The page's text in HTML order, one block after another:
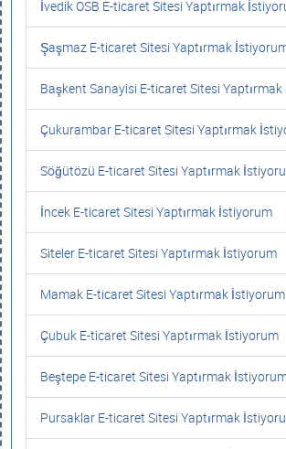
İvedik OSB E-ticaret Sitesi Yaptırmak
Şaşmaz E-ticaret Sitesi Yaptırmak
Başkent Sanayisi E-ticaret Sitesi
Çukurambar E-ticaret Sitesi Yaptırmak
Söğütözü E-ticaret Sitesi Yaptırmak
İncek E-ticaret Sitesi Yaptırmak İstiyorum
Siteler E-ticaret Sitesi Yaptırmak İstiyorum
Mamak E-ticaret Sitesi Yaptırmak İstiyorum
Çubuk E-ticaret Sitesi Yaptırmak İstiyorum
Beştepe E-ticaret Sitesi Yaptırmak
Pursaklar E-ticaret Sitesi Yaptırmak